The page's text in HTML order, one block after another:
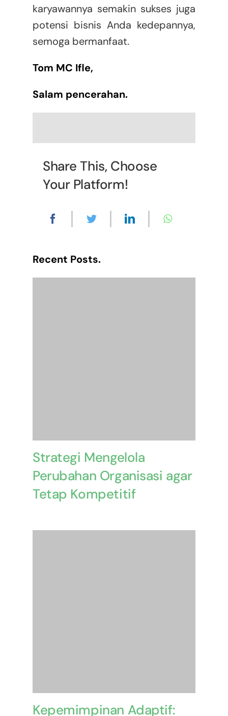
karyawannya semakin sukses juga
potensi bisnis Anda kedepannya,
semoga bermanfaat.
Tom MC Ifle,
Salam pencerahan.
Share This, Choose
Your Platform!
Recent Posts.
Strategi Mengelola
Perubahan Organisasi agar
Tetap Kompetitif
Kepemimpinan Adaptif: